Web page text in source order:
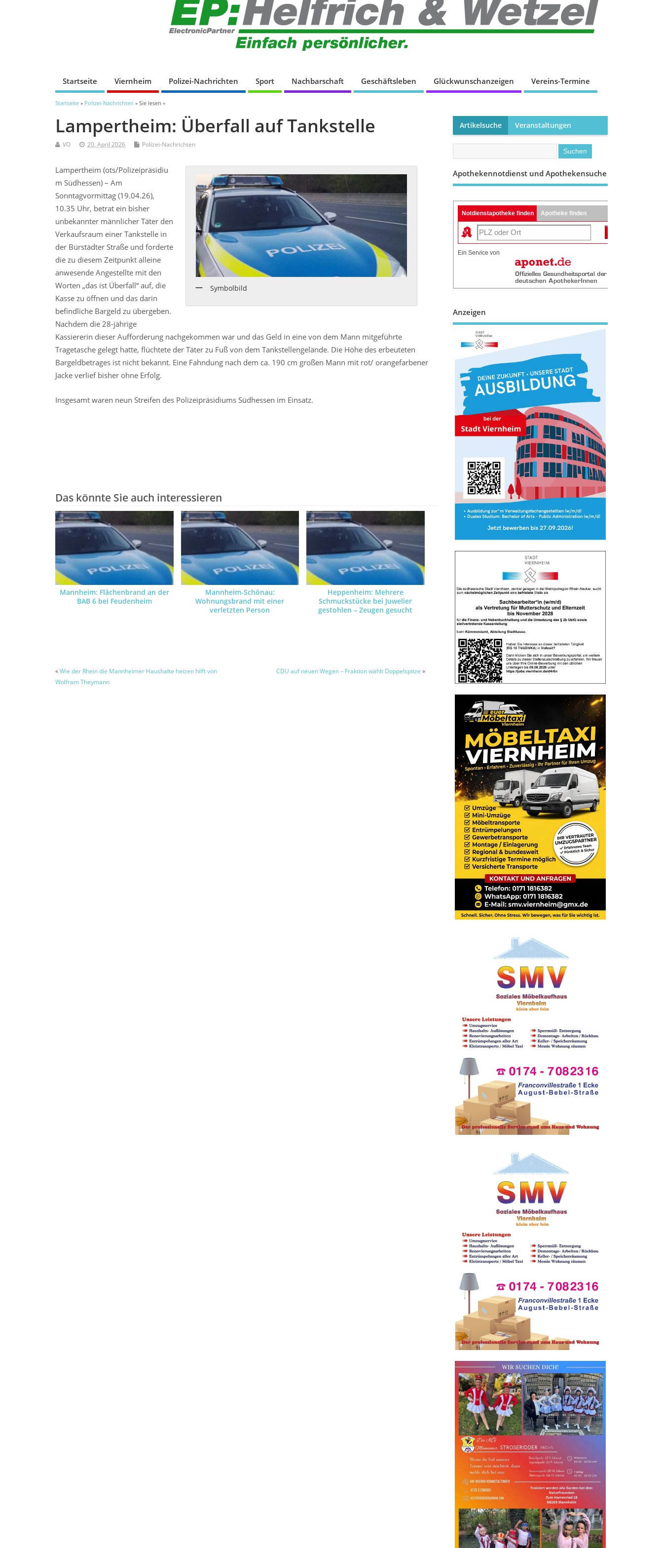
Startseite Viernheim Polizei-Nachrichten Sport Nachbarschaft Geschäftsleben Glückwunschanzeigen Vereins-Termine
Startseite » Polizei-Nachrichten » Sie lesen »
Lampertheim: Überfall auf Tankstelle
VO 20. April 2026 Polizei-Nachrichten
Symbolbild
Lampertheim (ots/Polizeipräsidiu
m Südhessen) – Am
Sonntagvormittag (19.04.26),
10.35 Uhr, betrat ein bisher
unbekannter männlicher Täter den
Verkaufsraum einer Tankstelle in
der Bürstädter Straße und forderte
die zu diesem Zeitpunkt alleine
anwesende Angestellte mit den
Worten „das ist Überfall“ auf, die
Kasse zu öffnen und das darin
befindliche Bargeld zu übergeben.
Nachdem die 28-jährige
Kassiererin dieser Aufforderung nachgekommen war und das Geld in eine von dem Mann mitgeführte
Tragetasche gelegt hatte, flüchtete der Täter zu Fuß von dem Tankstellengelände. Die Höhe des erbeuteten
Bargeldbetrages ist nicht bekannt. Eine Fahndung nach dem ca. 190 cm großen Mann mit rot/ orangefarbener
Jacke verlief bisher ohne Erfolg.
Insgesamt waren neun Streifen des Polizeipräsidiums Südhessen im Einsatz.
Das könnte Sie auch interessieren
Mannheim: Flächenbrand an der
BAB 6 bei Feudenheim
Mannheim-Schönau:
Wohnungsbrand mit einer
verletzten Person
Heppenheim: Mehrere
Schmuckstücke bei Juwelier
gestohlen – Zeugen gesucht
«Wie der Rhein die Mannheimer Haushalte heizen hilft von
Wolfram Theymann
CDU auf neuen Wegen – Fraktion wählt Doppelspitze »
Artikelsuche Veranstaltungen
Apothekennotdienst und Apothekensuche
Notdienstapotheke finden Apotheke finden
Ein Service von
Anzeigen